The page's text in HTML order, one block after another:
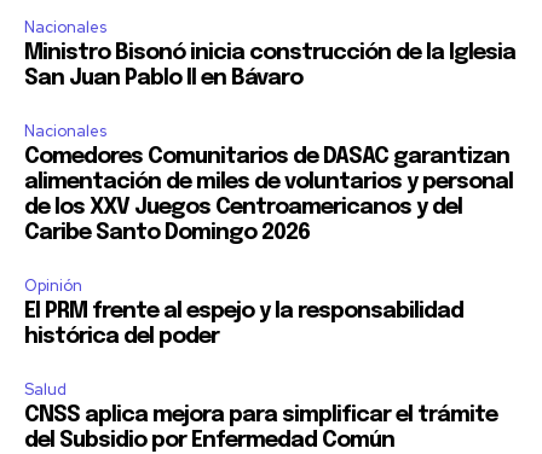
Nacionales
Ministro Bisonó inicia construcción de la Iglesia
San Juan Pablo II en Bávaro
Nacionales
Comedores Comunitarios de DASAC garantizan
alimentación de miles de voluntarios y personal
de los XXV Juegos Centroamericanos y del
Caribe Santo Domingo 2026
Opinión
El PRM frente al espejo y la responsabilidad
histórica del poder
Salud
CNSS aplica mejora para simplificar el trámite
del Subsidio por Enfermedad Común